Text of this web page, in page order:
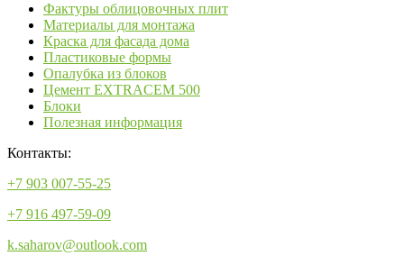
Фактуры облицовочных плит
Материалы для монтажа
Краска для фасада дома
Пластиковые формы
Опалубка из блоков
Цемент EXTRACEM 500
Блоки
Полезная информация
Контакты:
+7 903 007-55-25
+7 916 497-59-09
k.saharov@outlook.com